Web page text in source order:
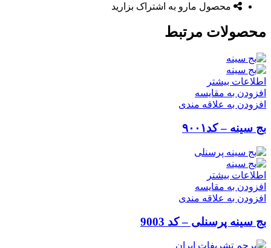
محصول مارو به اشتراک بزارید
محصولات مرتبط
اطلاعات بیشتر
افزودن به مقایسه
افزودن به علاقه مندی
بج سینه – کد۹۰۰۱
اطلاعات بیشتر
افزودن به مقایسه
افزودن به علاقه مندی
بج سینه پرسنلی – کد 9003